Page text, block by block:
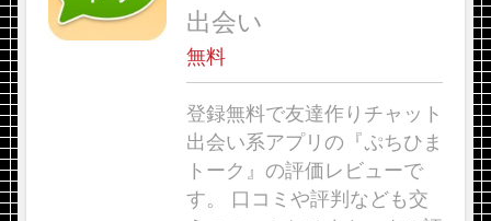
出会い
無料
登録無料で友達作りチャット
出会い系アプリの『ぷちひま
トーク』の評価レビューで
す。 口コミや評判なども交